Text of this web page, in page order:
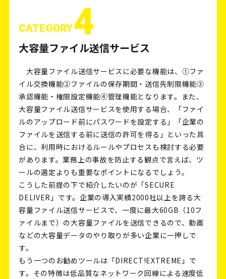
CATEGORY4
大容量ファイル送信サービス
大容量ファイル送信サービスに必要な機能は、①ファ
イル交換機能②ファイルの保存期間・送信先制限機能③
承認機能・権限設定機能④管理機能となります。また、
大容量ファイル送信サービスを使用する場合、「ファイ
ルのアップロード前にパスワードを設定する」「企業の
ファイルを送信する前に送信の許可を得る」といった具
合に、利用時におけるルールやプロセスも検討する必要
があります。業務上の事故を防止する観点で言えば、ツ
ールの選定よりも重要なポイントになるでしょう。
こうした前提の下で紹介したいのが「SECURE
DELIVER」です。企業の導入実績2000社以上を誇る大
容量ファイル送信サービスで、一度に最大60GB（10フ
ァイルまで）の大容量ファイルを送信できるので、動画
などの大容量データのやり取りが多い企業に一押しで
す。
もう一つのお勧めツールは「DIRECT!EXTREME」で
す。その特徴は低品質なネットワーク回線による速度低